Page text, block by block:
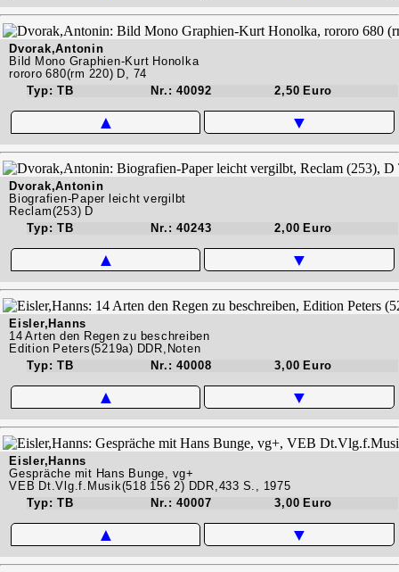
Dvorak,Antonin
Bild Mono Graphien-Kurt Honolka
rororo 680(rm 220) D, 74
Typ: TB
Nr.: 40092 2,50 Euro
▲ ▼
Dvorak,Antonin
Biografien-Paper leicht vergilbt
Reclam(253) D
Typ: TB
Nr.: 40243 2,00 Euro
▲ ▼
Eisler,Hanns
14 Arten den Regen zu beschreiben
Edition Peters(5219a) DDR,Noten
Typ: TB
Nr.: 40008 3,00 Euro
▲ ▼
Eisler,Hanns
Gespräche mit Hans Bunge, vg+
VEB Dt.Vlg.f.Musik(518 156 2) DDR,433 S., 1975
Typ: TB
Nr.: 40007 3,00 Euro
▲ ▼